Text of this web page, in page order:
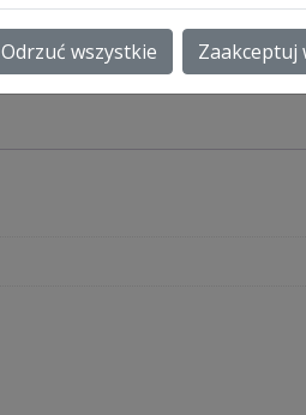
z
ryglem
Odrzuć wszystkie Zaakceptuj